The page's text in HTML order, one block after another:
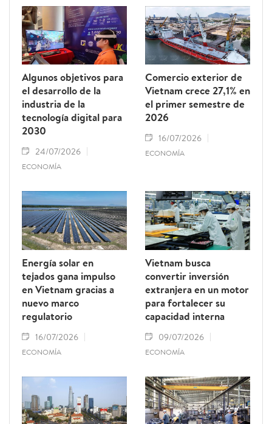
construcción a este mercado, señalaron
expertos.
Algunos objetivos para
el desarrollo de la
industria de la
tecnología digital para
2030
24/07/2026
ECONOMÍA
Comercio exterior de
Vietnam crece 27,1% en
el primer semestre de
2026
16/07/2026
ECONOMÍA
Energía solar en
tejados gana impulso
en Vietnam gracias a
nuevo marco
regulatorio
16/07/2026
ECONOMÍA
Vietnam busca
convertir inversión
extranjera en un motor
para fortalecer su
capacidad interna
09/07/2026
ECONOMÍA